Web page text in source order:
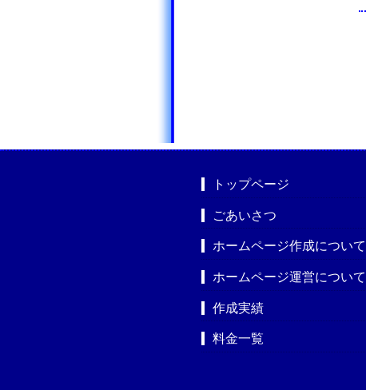
トップページ
ごあいさつ
ホームページ作成について
ホームページ運営について
作成実績
料金一覧